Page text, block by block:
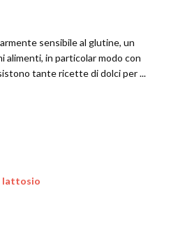
sensibile al glutine, un
in particolar modo con
tante ricette di dolci per ...
lattosio